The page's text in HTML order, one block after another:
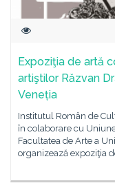
Expoziţia de artă
artiştilor Răzvan
Veneția
Institutul Român de
în colaborare cu
Facultatea de Arte a
organizează expoziţia